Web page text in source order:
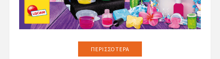
ΠΕΡΙΣΣΌΤΕΡΑ